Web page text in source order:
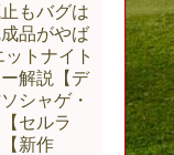
もバグは
品がやば
トナイト
解説【デ
シャゲ・
セルラ
新作